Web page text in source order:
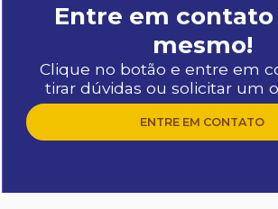
Entre em contato
mesmo!
Clique no botão e entre em
tirar dúvidas ou solicitar um
ENTRE EM CONTATO